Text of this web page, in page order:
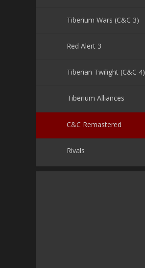
Tiberium Wars (C&C 3)
Red Alert 3
Tiberian Twilight (C&C 4)
Tiberium Alliances
C&C Remastered
Rivals